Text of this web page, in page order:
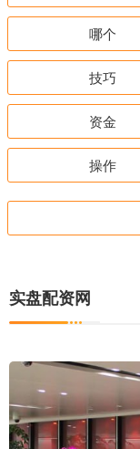
哪个
技巧
资金
操作
实盘配资网